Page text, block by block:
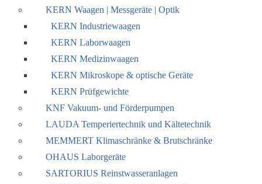
KERN Waagen | Messgeräte | Optik
KERN Industriewaagen
KERN Laborwaagen
KERN Medizinwaagen
KERN Mikroskope & optische Geräte
KERN Prüfgewichte
KNF Vakuum- und Förderpumpen
LAUDA Temperiertechnik und Kältetechnik
MEMMERT Klimaschränke & Brutschränke
OHAUS Laborgeräte
SARTORIUS Reinstwasseranlagen